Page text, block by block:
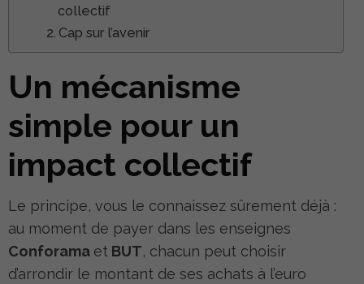
collectif
Cap sur l’avenir
Un mécanisme
simple pour un
impact collectif
Le principe, vous le connaissez sûrement déjà :
au moment de payer dans les enseignes
Conforama et BUT, chacun peut choisir
d’arrondir le montant de ses achats à l’euro